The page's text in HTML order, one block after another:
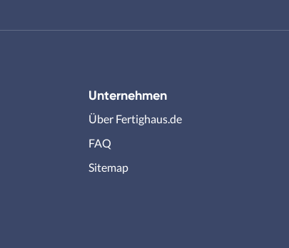
Unternehmen
Über Fertighaus.de
FAQ
Sitemap